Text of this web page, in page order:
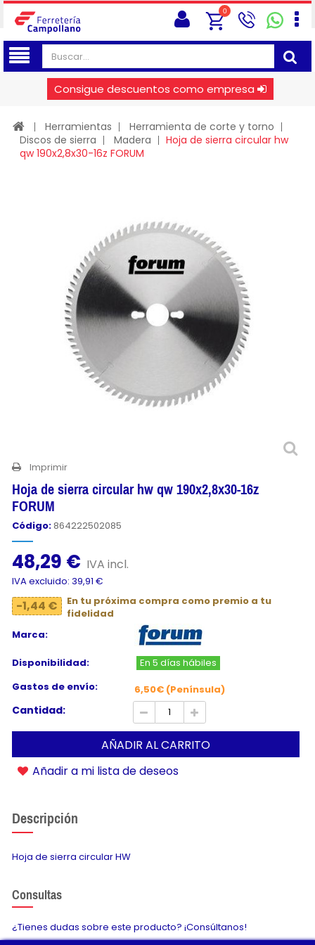
0
Consigue descuentos como empresa
Herramientas
Herramienta de corte y torno
Discos de sierra
Madera
Hoja de sierra circular hw
qw 190x2,8x30-16z FORUM
Imprimir
Hoja de sierra circular hw qw 190x2,8x30-16z
FORUM
Código: 864222502085
48,29 € IVA incl.
IVA excluido: 39,91 €
-1,44 €
En tu próxima compra como premio a tu
fidelidad
Marca:
Disponibilidad:
En 5 días hábiles
Gastos de envío:
6,50€ (Península)
Cantidad:
AÑADIR AL CARRITO
Añadir a mi lista de deseos
Descripción
Hoja de sierra circular HW
Consultas
¿Tienes dudas sobre este producto? ¡Consúltanos!